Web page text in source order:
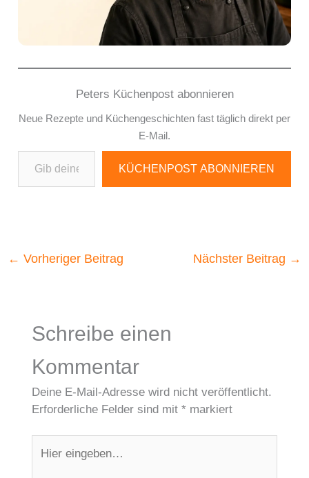
Peters Küchenpost abonnieren
Neue Rezepte und Küchengeschichten fast täglich direkt per
E-Mail.
Gib deine E-Mail-Adresse ein ...
KÜCHENPOST ABONNIEREN
← Vorheriger Beitrag Nächster Beitrag →
Schreibe einen
Kommentar
Deine E-Mail-Adresse wird nicht veröffentlicht.
Erforderliche Felder sind mit * markiert
eingeben…